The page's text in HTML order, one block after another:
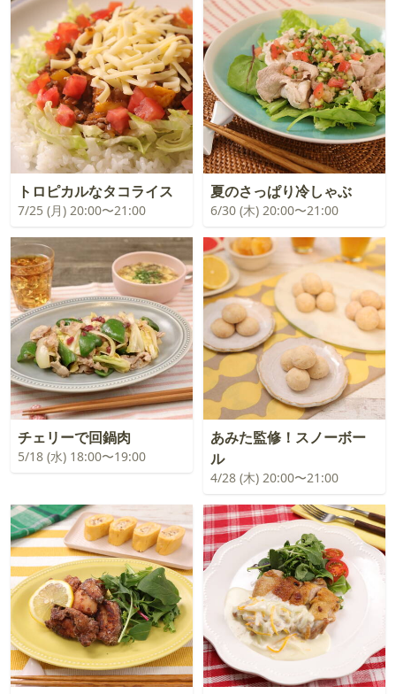
トロピカルなタコライス
7/25 (月) 20:00〜21:00
夏のさっぱり冷しゃぶ
6/30 (木) 20:00〜21:00
チェリーで回鍋肉
5/18 (水) 18:00〜19:00
あみた監修！スノーボー
ル
4/28 (木) 20:00〜21:00